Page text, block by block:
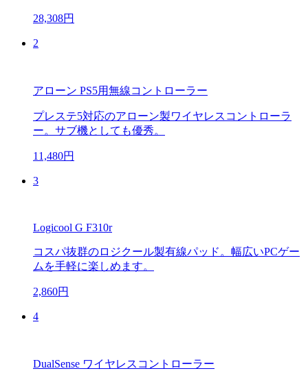
28,308円
2
アローン PS5用無線コントローラー
プレステ5対応のアローン製ワイヤレスコントローラ
ー。サブ機としても優秀。
11,480円
3
Logicool G F310r
コスパ抜群のロジクール製有線パッド。幅広いPCゲー
ムを手軽に楽しめます。
2,860円
4
DualSense ワイヤレスコントローラー